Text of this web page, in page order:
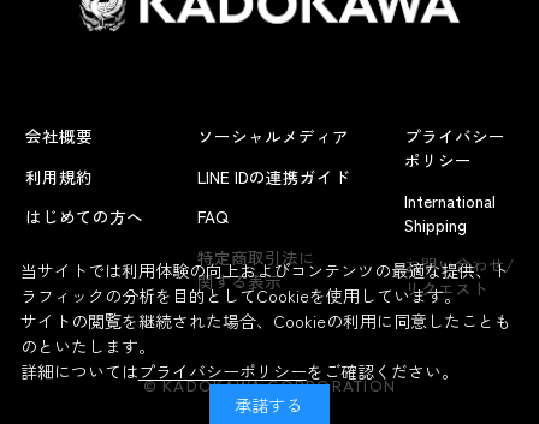
よくあるお問い合わせ
会社概要
利用規約
はじめての方へ
ソーシャルメディア
LINE IDの連携ガイド
FAQ
特定商取引法に
関する表示
プライバシー
ポリシー
International
Shipping
お問い合わせ/
リクエスト
© KADOKAWA CORPORATION
当サイトでは利用体験の向上およびコンテンツの最適な提供、ト
ラフィックの分析を目的としてCookieを使用しています。
サイトの閲覧を継続された場合、Cookieの利用に同意したことも
のといたします。
詳細についてはプライバシーポリシーをご確認ください。
承諾する